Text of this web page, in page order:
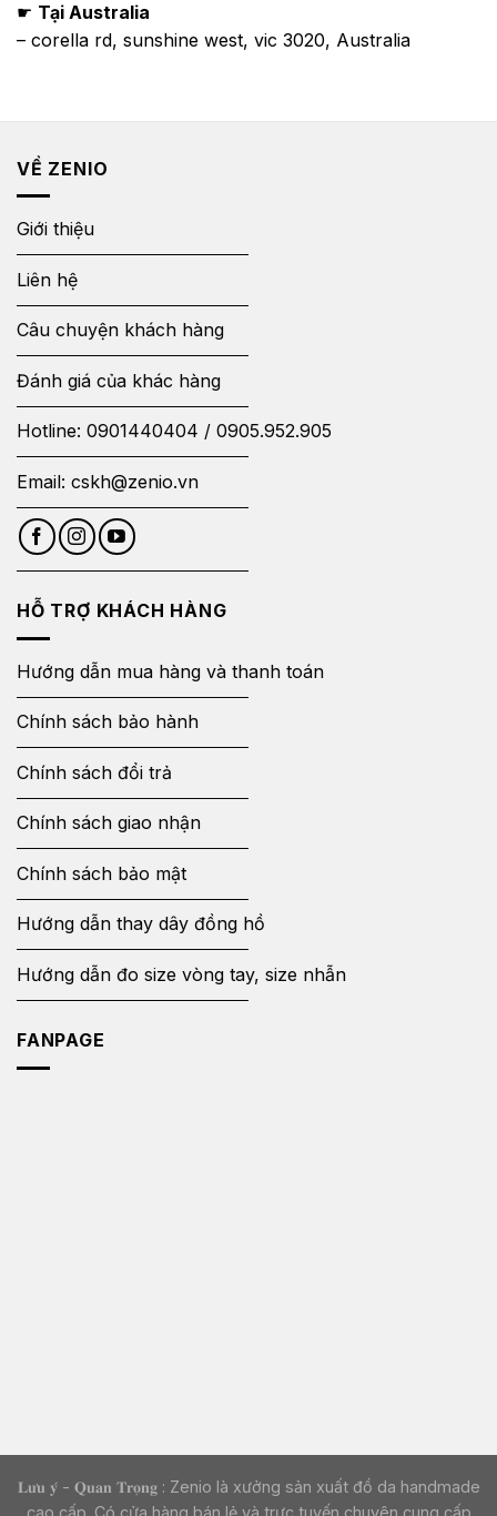
☛ Tại Australia
– corella rd, sunshine west, vic 3020, Australia
VỀ ZENIO
Giới thiệu
Liên hệ
Câu chuyện khách hàng
Đánh giá của khác hàng
Hotline: 0901440404 / 0905.952.905
Email: cskh@zenio.vn
HỖ TRỢ KHÁCH HÀNG
Hướng dẫn mua hàng và thanh toán
Chính sách bảo hành
Chính sách đổi trả
Chính sách giao nhận
Chính sách bảo mật
Hướng dẫn thay dây đồng hồ
Hướng dẫn đo size vòng tay, size nhẫn
FANPAGE
𝐋𝐮̛𝐮 𝐲́ - 𝐐𝐮𝐚𝐧 𝐓𝐫𝐨̣𝐧𝐠 : Zenio là xưởng sản xuất đồ da handmade